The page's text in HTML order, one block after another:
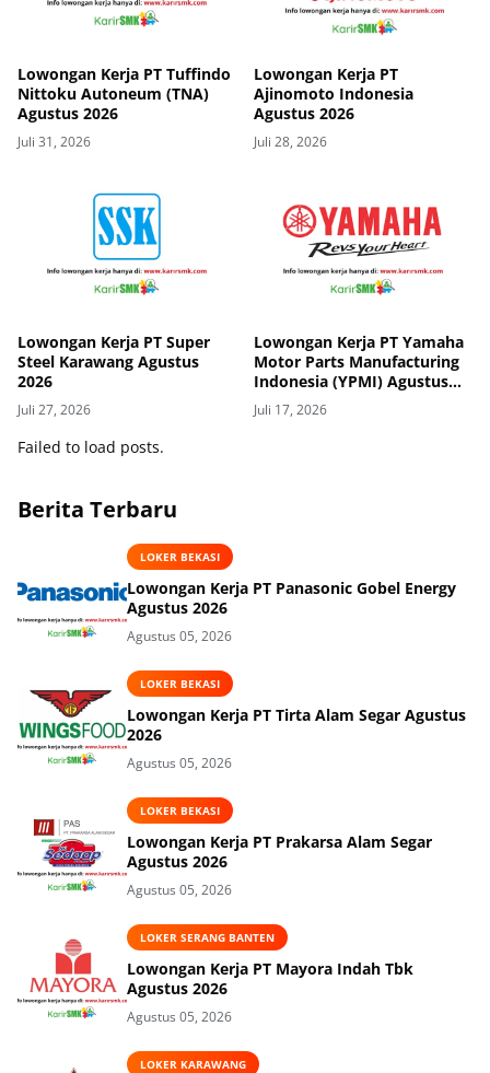
Lowongan Kerja PT Tuffindo
Nittoku Autoneum (TNA)
Agustus 2026
Juli 31, 2026
Lowongan Kerja PT
Ajinomoto Indonesia
Agustus 2026
Juli 28, 2026
Lowongan Kerja PT Super
Steel Karawang Agustus
2026
Juli 27, 2026
Lowongan Kerja PT Yamaha
Motor Parts Manufacturing
Indonesia (YPMI) Agustus
2026
Juli 17, 2026
Failed to load posts.
Berita Terbaru
LOKER BEKASI
Lowongan Kerja PT Panasonic Gobel Energy
Agustus 2026
Agustus 05, 2026
LOKER BEKASI
Lowongan Kerja PT Tirta Alam Segar Agustus
2026
Agustus 05, 2026
LOKER BEKASI
Lowongan Kerja PT Prakarsa Alam Segar
Agustus 2026
Agustus 05, 2026
LOKER SERANG BANTEN
Lowongan Kerja PT Mayora Indah Tbk
Agustus 2026
Agustus 05, 2026
LOKER KARAWANG